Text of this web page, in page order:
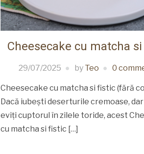
Cheesecake cu matcha
29/07/2025 by Teo 0
Cheesecake cu matcha si fistic (fără
Dacă iubești deserturile cremoase,
eviți cuptorul în zilele toride, acest
cu matcha si fistic […]